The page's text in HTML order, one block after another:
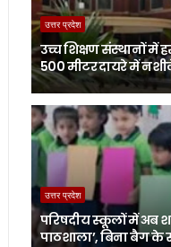
उत्तर प्रदेश
उच्च शिक्षण संस्थानों में
500 मीटर दायरे में
उत्तर प्रदेश
परिषदीय स्कूलों में अब
पाठशाला’, बिना बैग